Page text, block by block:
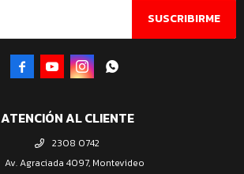
ATENCIÓN AL CLIENTE
2308 0742
Av. Agraciada 4097, Montevideo
SUSCRIBIRME
   